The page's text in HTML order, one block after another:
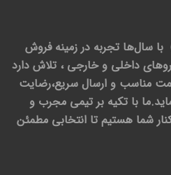
733) با سال‌ها تجربه در زمینه فروش
داخلی و خارجی ، تلاش دارد
مناسب و ارسال سریع،رضایت
با تکیه بر تیمی مجرب و
شما هستیم تا انتخابی مطمئن